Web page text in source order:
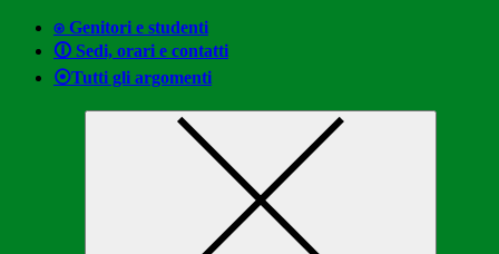
⍟ Genitori e studenti
🛈 Sedi, orari e contatti
⦿Tutti gli argomenti